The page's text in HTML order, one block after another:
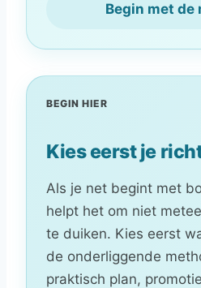
Begin met de
BEGIN HIER
Kies eerst je
Als je net begint met
helpt het om niet
te duiken. Kies eerst
de onderliggende
praktisch plan,